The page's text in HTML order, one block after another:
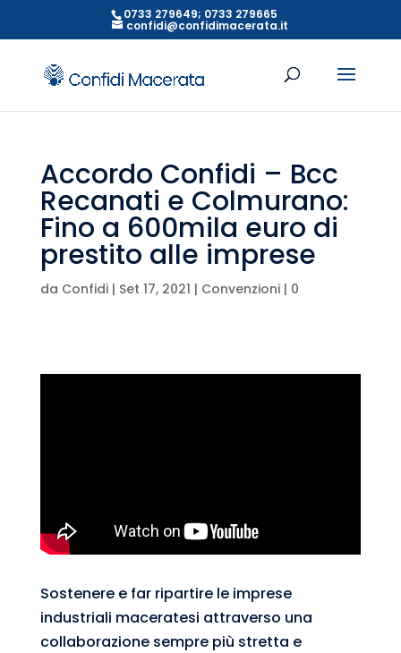
0733 279649; 0733 279665
confidi@confidimacerata.it
Accordo Confidi – Bcc
Recanati e Colmurano:
Fino a 600mila euro di
prestito alle imprese
da Confidi| Set 17, 2021 | Convenzioni| 0
Sostenere e far ripartire le imprese
industriali maceratesi attraverso una
collaborazione sempre più stretta e